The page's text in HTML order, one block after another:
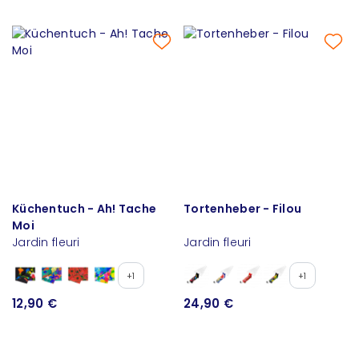
Küchentuch - Ah! Tache
Moi
Jardin fleuri
+1
12,90 €
Tortenheber - Filou
Jardin fleuri
+1
24,90 €